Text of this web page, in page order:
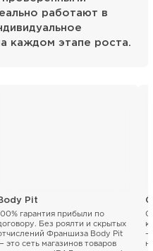
работают в
каждом этапе роста.
Pit
гарантия прибыли по
Без роялти и скрытых
Франшиза Body Pit
это сеть магазинов товаров
—